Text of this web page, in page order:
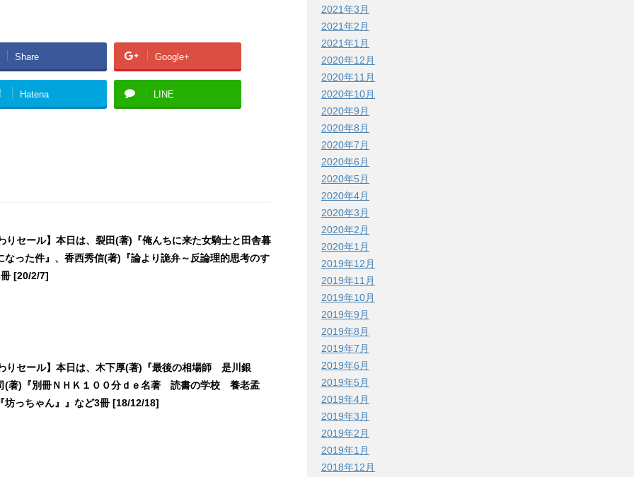
Share Google+
Hatena LINE
りセール】本日は、裂田(著)『俺んちに来た女騎士と田舎暮
なった件』、香西秀信(著)『論より詭弁～反論理的思考のす
[20/2/7]
りセール】本日は、木下厚(著)『最後の相場師 是川銀
(著)『別冊ＮＨＫ１００分ｄｅ名著 読書の学校 養老孟
っちゃん』』など3冊 [18/12/18]
2021年3月
2021年2月
2021年1月
2020年12月
2020年11月
2020年10月
2020年9月
2020年8月
2020年7月
2020年6月
2020年5月
2020年4月
2020年3月
2020年2月
2020年1月
2019年12月
2019年11月
2019年10月
2019年9月
2019年8月
2019年7月
2019年6月
2019年5月
2019年4月
2019年3月
2019年2月
2019年1月
2018年12月